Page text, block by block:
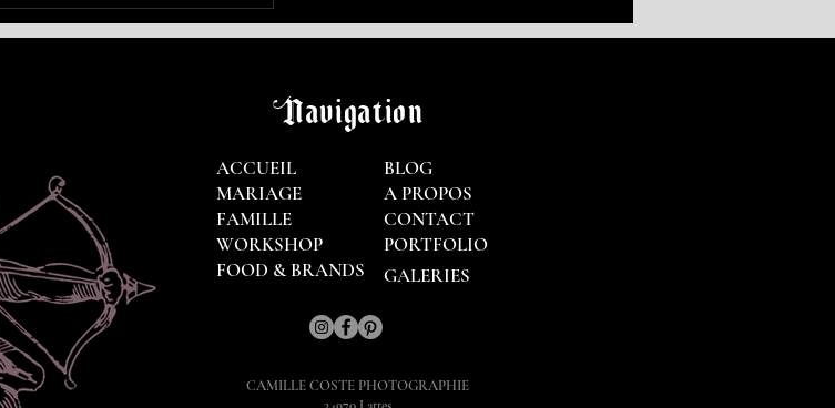
Navigation
ACCUEIL
MARIAGE
FAMILLE
WORKSHOP
BLOG
A PROPOS
CONTACT
PORTFOLIO
FOOD & BRANDS
CAMILLE COSTE PHOTOGRAPHIE
GALERIES